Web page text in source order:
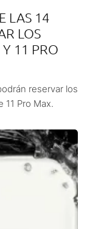
LAS 14
LOS
11 PRO
reservar los
11 Pro Max.